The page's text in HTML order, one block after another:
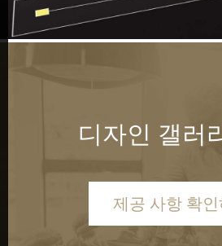
디자인 갤러
제공 사항 확인